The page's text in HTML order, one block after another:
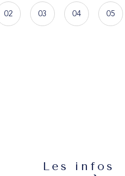
02 03 04 05
Les infos